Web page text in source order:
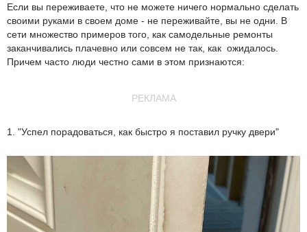
Если вы переживаете, что не можете ничего нормально сделать
своими руками в своем доме - не переживайте, вы не одни. В
сети множество примеров того, как самодельные ремонты
заканчивались плачевно или совсем не так, как ожидалось.
Причем часто люди честно сами в этом признаются:
РЕКЛАМА
1. "Успел порадоваться, как быстро я поставил ручку двери"